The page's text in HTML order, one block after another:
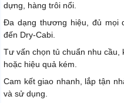
dựng, hàng trôi nổi.
Đa dạng thương hiệu, đủ mọi
đến Dry-Cabi.
Tư vấn chọn tủ chuẩn nhu
hoặc hiệu quả kém.
Cam kết giao nhanh, lắp tận
và sử dụng.